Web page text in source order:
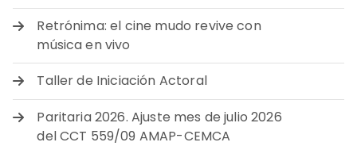
Retrónima: el cine mudo revive con
música en vivo
Taller de Iniciación Actoral
Paritaria 2026. Ajuste mes de julio 2026
del CCT 559/09 AMAP-CEMCA